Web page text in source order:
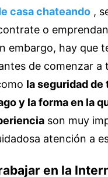
casa chateando ,
o
embargo, hay que
de comenzar a
la seguridad de
y la forma en la
son muy
atención a
en la